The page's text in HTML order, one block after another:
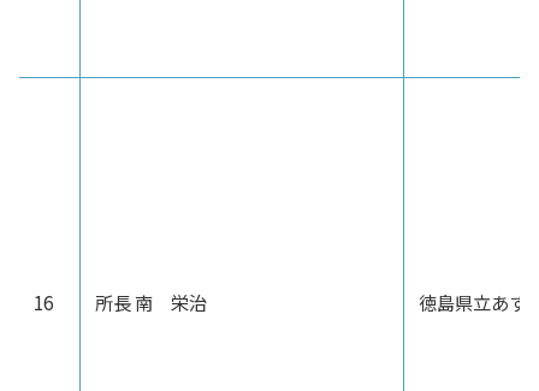
16 所長 南 栄治 徳島県立あす